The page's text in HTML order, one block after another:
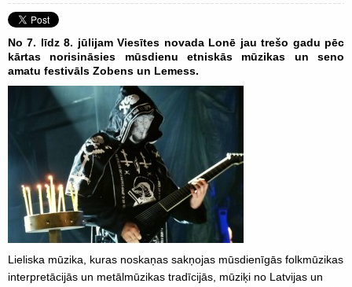
No 7. līdz 8. jūlijam Viesītes novada Lonē jau trešo gadu pēc
kārtas norisināsies mūsdienu etniskās mūzikas un seno
amatu festivāls Zobens un Lemess.
Lieliska mūzika, kuras noskaņas sakņojas mūsdienīgās folkmūzikas
interpretācijās un metālmūzikas tradīcijās, mūziķi no Latvijas un